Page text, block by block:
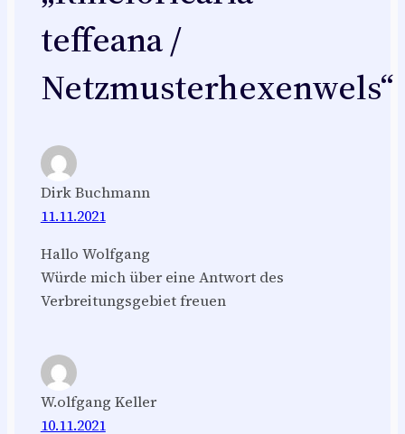
teffeana /
Netzmusterhexenwels“
Dirk Buchmann
11.11.2021
Hallo Wolfgang
Würde mich über eine Antwort des
Verbreitungsgebiet freuen
W.olfgang Keller
10.11.2021